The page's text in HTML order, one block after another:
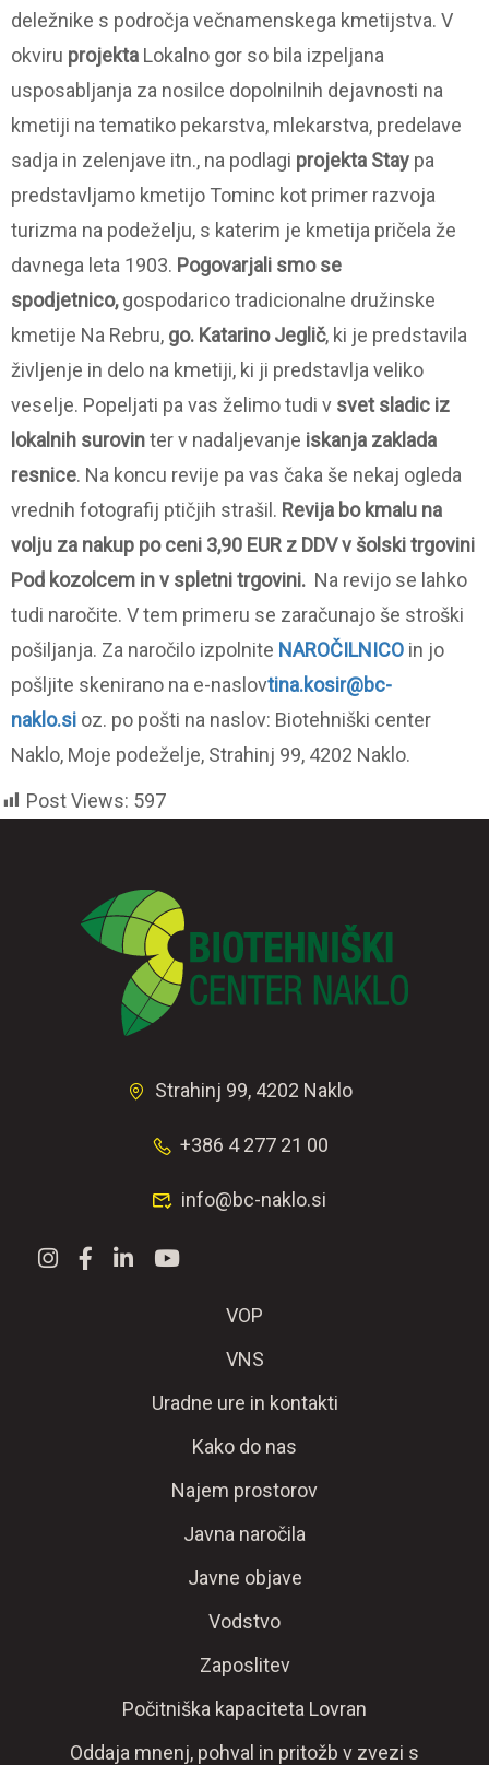
deležnike s področja večnamenskega kmetijstva. V
okviru projekta Lokalno gor so bila izpeljana
usposabljanja za nosilce dopolnilnih dejavnosti na
kmetiji na tematiko pekarstva, mlekarstva, predelave
sadja in zelenjave itn., na podlagi projekta Stay pa
predstavljamo kmetijo Tominc kot primer razvoja
turizma na podeželju, s katerim je kmetija pričela že
davnega leta 1903. Pogovarjali smo se
spodjetnico,gospodarico tradicionalne družinske
kmetije Na Rebru, go. Katarino Jeglič, ki je predstavila
življenje in delo na kmetiji, ki ji predstavlja veliko
veselje. Popeljati pa vas želimo tudi v svet sladic iz
lokalnih surovinter v nadaljevanje iskanja zaklada
resnice. Na koncu revije pa vas čaka še nekaj ogleda
vrednih fotografij ptičjih strašil. Revija bo kmalu na
volju za nakup po ceni 3,90 EUR z DDV v šolski trgovini
Pod kozolcem in v spletni trgovini. Na revijo se lahko
tudi naročite. V tem primeru se zaračunajo še stroški
pošiljanja. Za naročilo izpolnite NAROČILNICO in jo
pošljite skenirano na e-naslovtina.kosir@bc-
naklo.si oz. po pošti na naslov: Biotehniški center
Naklo, Moje podeželje, Strahinj 99, 4202 Naklo.
Post Views: 597
Strahinj 99, 4202 Naklo
+386 4 277 21 00
info@bc-naklo.si
VOP
VNS
Uradne ure in kontakti
Kako do nas
Najem prostorov
Javna naročila
Javne objave
Vodstvo
Zaposlitev
Počitniška kapaciteta Lovran
Oddaja mnenj, pohval in pritožb v zvezi s